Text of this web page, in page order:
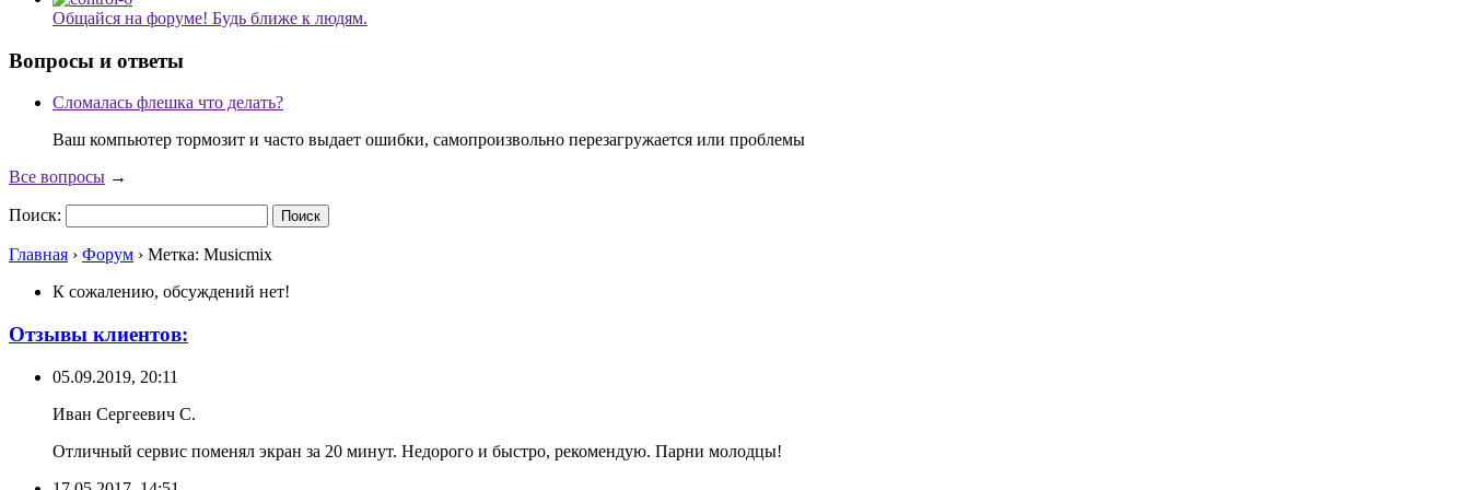
Общайся на форуме! Будь ближе к людям.
Вопросы и ответы
Сломалась флешка что делать?
Ваш компьютер тормозит и часто выдает ошибки, самопроизвольно перезагружается или проблемы
Все вопросы →
Поиск:
Главная › Форум › Метка: Musicmix
К сожалению, обсуждений нет!
Отзывы клиентов:
05.09.2019, 20:11
Иван Сергеевич С.
Отличный сервис поменял экран за 20 минут. Недорого и быстро, рекомендую. Парни молодцы!